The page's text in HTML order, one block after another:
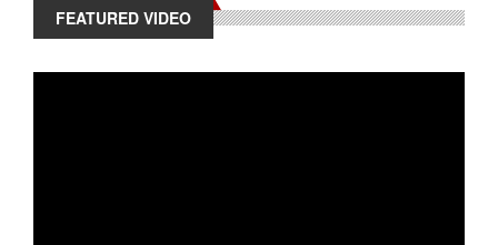
FEATURED VIDEO